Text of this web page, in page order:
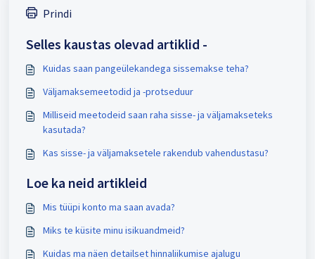
Prindi
Selles kaustas olevad artiklid -
Kuidas saan pangeülekandega sissemakse teha?
Väljamaksemeetodid ja -protseduur
Milliseid meetodeid saan raha sisse- ja väljamakseteks
kasutada?
Kas sisse- ja väljamaksetele rakendub vahendustasu?
Loe ka neid artikleid
Mis tüüpi konto ma saan avada?
Miks te küsite minu isikuandmeid?
Kuidas ma näen detailset hinnaliikumise ajalugu